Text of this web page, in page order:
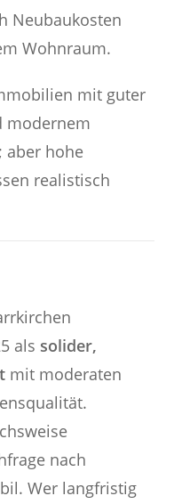
Neubaukosten
Wohnraum.
mit guter
modernem
aber hohe
realistisch
als solider,
mit moderaten
nach
Wer langfristig